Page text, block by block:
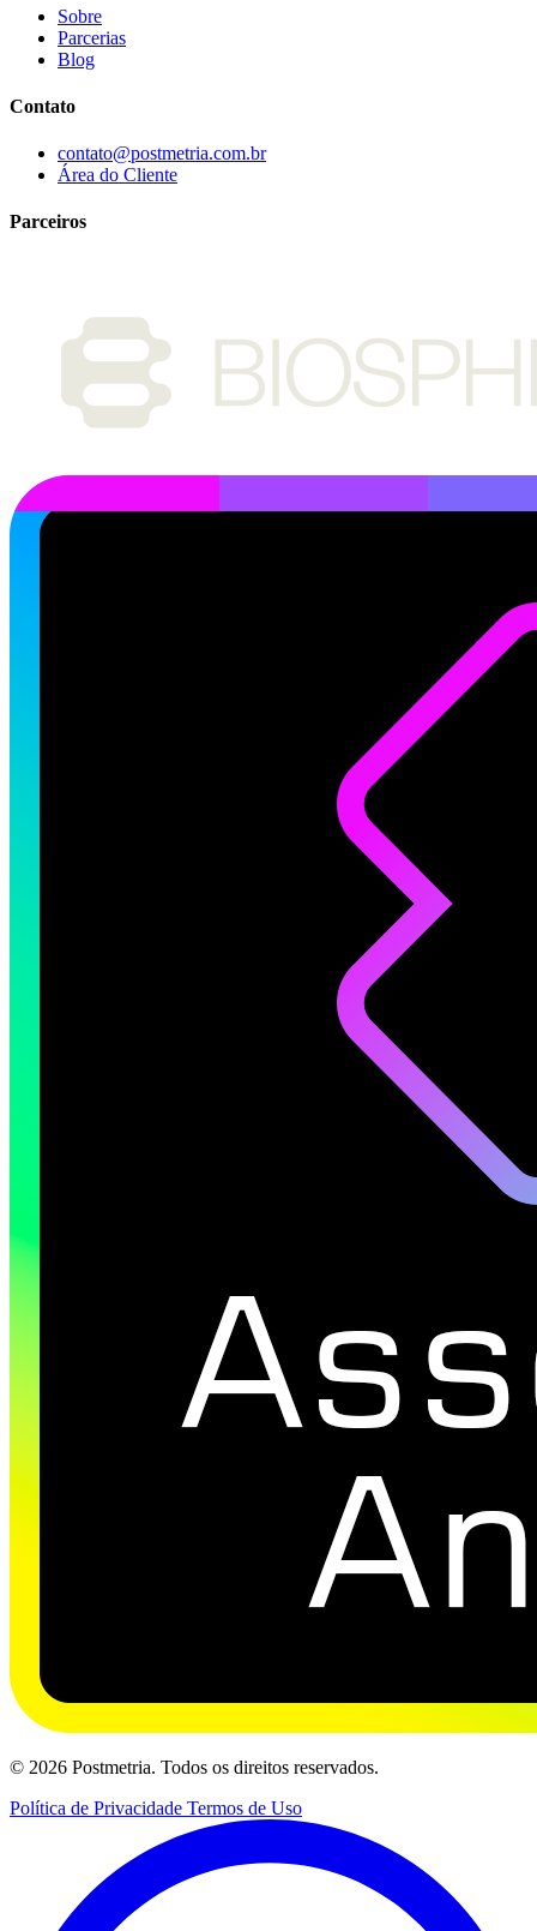
Sobre
Parcerias
Blog
Contato
contato@postmetria.com.br
Área do Cliente
Parceiros
© 2026 Postmetria. Todos os direitos reservados.
Política de Privacidade Termos de Uso